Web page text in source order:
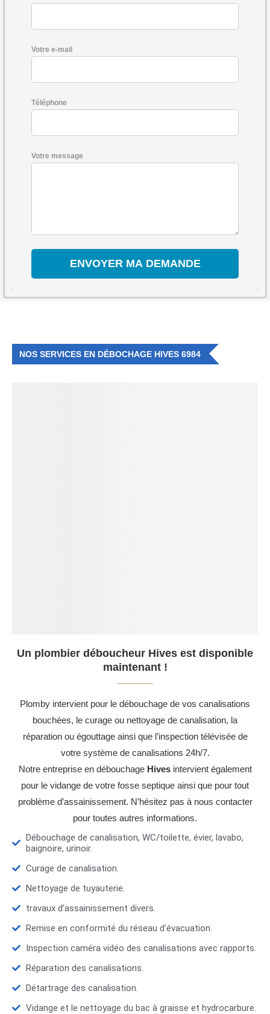
Votre e-mail
Téléphone
Votre message
NOS SERVICES EN DÉBOCHAGE HIVES 6984
Un plombier déboucheur Hives est disponible
maintenant !
Plomby intervient pour le débouchage de vos canalisations
bouchées, le curage ou nettoyage de canalisation, la
réparation ou égouttage ainsi que l’inspection télévisée de
votre système de canalisations 24h/7.
Notre entreprise en débouchage Hivesintervient également
pour le vidange de votre fosse septique ainsi que pour tout
problème d’assainissement. N’hésitez pas à nous contacter
pour toutes autres informations.
Débouchage de canalisation, WC/toilette, évier, lavabo,
baignoire, urinoir.
Curage de canalisation.
Nettoyage de tuyauterie.
travaux d’assainissement divers.
Remise en conformité du réseau d'évacuation.
Inspection caméra vidéo des canalisations avec rapports.
Réparation des canalisations.
Détartrage des canalisation.
Vidange et le nettoyage du bac à graisse et hydrocarbure.